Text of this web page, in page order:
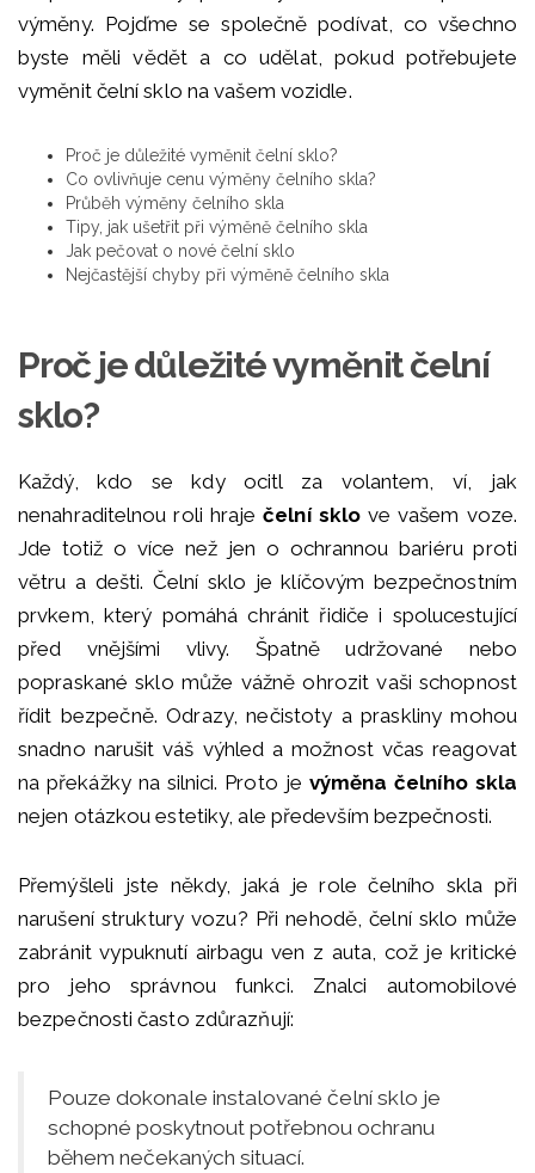
výměny. Pojďme se společně podívat, co všechno
byste měli vědět a co udělat, pokud potřebujete
vyměnit čelní sklo na vašem vozidle.
Proč je důležité vyměnit čelní sklo?
Co ovlivňuje cenu výměny čelního skla?
Průběh výměny čelního skla
Tipy, jak ušetřit při výměně čelního skla
Jak pečovat o nové čelní sklo
Nejčastější chyby při výměně čelního skla
Proč je důležité vyměnit čelní
sklo?
Každý, kdo se kdy ocitl za volantem, ví, jak
nenahraditelnou roli hraječelní sklo ve vašem voze.
Jde totiž o více než jen o ochrannou bariéru proti
větru a dešti. Čelní sklo je klíčovým bezpečnostním
prvkem, který pomáhá chránit řidiče i spolucestující
před vnějšími vlivy. Špatně udržované nebo
popraskané sklo může vážně ohrozit vaši schopnost
řídit bezpečně. Odrazy, nečistoty a praskliny mohou
snadno narušit váš výhled a možnost včas reagovat
na překážky na silnici. Proto je výměna čelního skla
nejen otázkou estetiky, ale především bezpečnosti.
Přemýšleli jste někdy, jaká je role čelního skla při
narušení struktury vozu? Při nehodě, čelní sklo může
zabránit vypuknutí airbagu ven z auta, což je kritické
pro jeho správnou funkci. Znalci automobilové
bezpečnosti často zdůrazňují:
Pouze dokonale instalované čelní sklo je
schopné poskytnout potřebnou ochranu
během nečekaných situací.